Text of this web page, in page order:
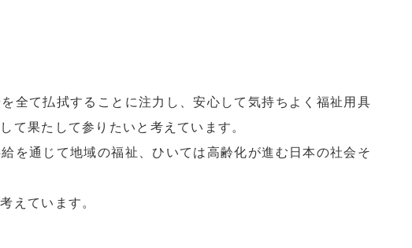
全て払拭することに注力し、安心して気持ちよく福祉用具
て果たして参りたいと考えています。
を通じて地域の福祉、ひいては高齢化が進む日本の社会そ
えています。